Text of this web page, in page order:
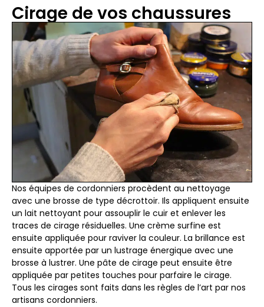
Cirage de vos chaussures
Nos équipes de cordonniers procèdent au nettoyage
avec une brosse de type décrottoir. Ils appliquent ensuite
un lait nettoyant pour assouplir le cuir et enlever les
traces de cirage résiduelles. Une crème surfine est
ensuite appliquée pour raviver la couleur. La brillance est
ensuite apportée par un lustrage énergique avec une
brosse à lustrer. Une pâte de cirage peut ensuite être
appliquée par petites touches pour parfaire le cirage.
Tous les cirages sont faits dans les règles de l’art par nos
artisans cordonniers.